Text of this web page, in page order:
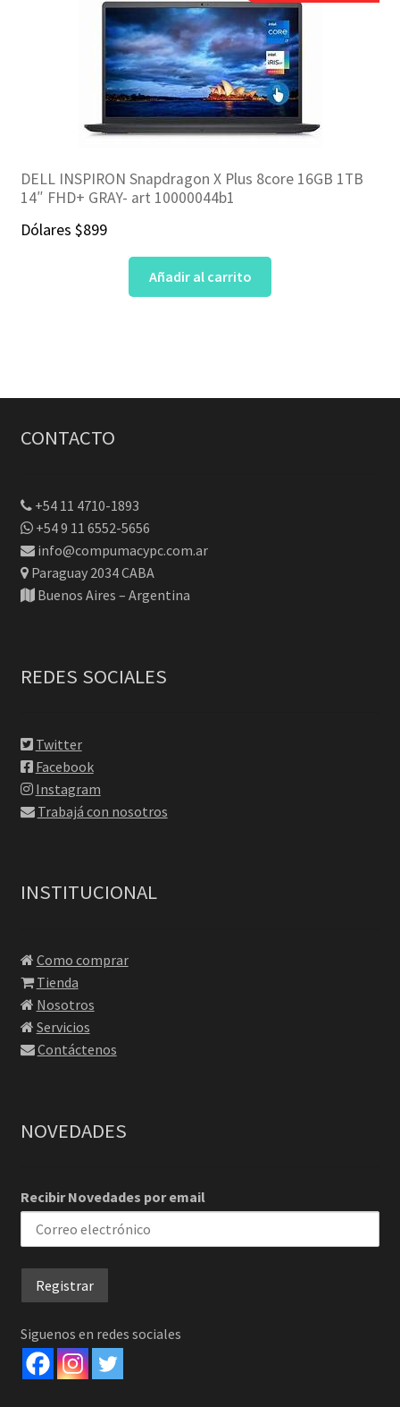
DELL INSPIRON Snapdragon X Plus 8core 16GB 1TB
14″ FHD+ GRAY- art 10000044b1
Dólares $899
Añadir al carrito
CONTACTO
+54 11 4710-1893
+54 9 11 6552-5656
info@compumacypc.com.ar
Paraguay 2034 CABA
Buenos Aires – Argentina
REDES SOCIALES
Twitter
Facebook
Instagram
Trabajá con nosotros
INSTITUCIONAL
Como comprar
Tienda
Nosotros
Servicios
Contáctenos
NOVEDADES
Recibir Novedades por email
Siguenos en redes sociales